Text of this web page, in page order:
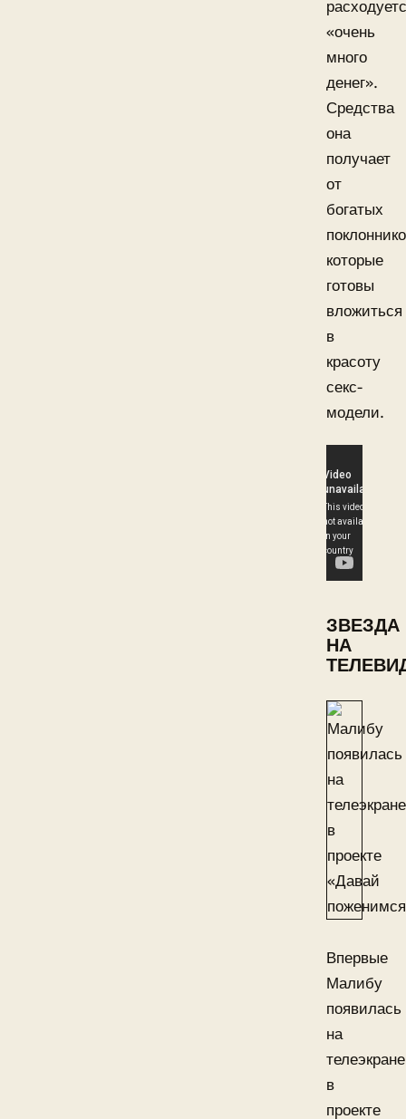
«очень
много
денег».
Средства
она
получает
от
богатых
которые
готовы
вложиться
в
красоту
секс-
модели.
ЗВЕЗДА
НА
Впервые
Малибу
появилась
на
телеэкране
в
проекте